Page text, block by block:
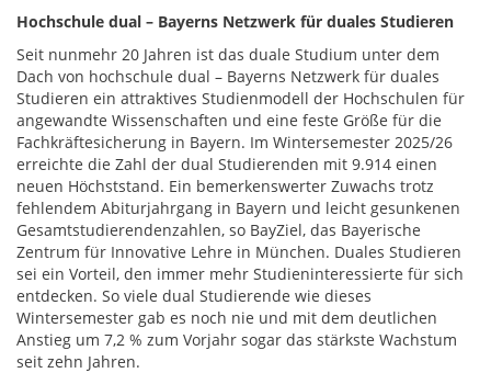
Hochschule dual – Bayerns Netzwerk für duales Studieren
Seit nunmehr 20 Jahren ist das duale Studium unter dem
Dach von hochschule dual – Bayerns Netzwerk für duales
Studieren ein attraktives Studienmodell der Hochschulen für
angewandte Wissenschaften und eine feste Größe für die
Fachkräftesicherung in Bayern. Im Wintersemester 2025/26
erreichte die Zahl der dual Studierenden mit 9.914 einen
neuen Höchststand. Ein bemerkenswerter Zuwachs trotz
fehlendem Abiturjahrgang in Bayern und leicht gesunkenen
Gesamtstudierendenzahlen, so BayZiel, das Bayerische
Zentrum für Innovative Lehre in München. Duales Studieren
sei ein Vorteil, den immer mehr Studieninteressierte für sich
entdecken. So viele dual Studierende wie dieses
Wintersemester gab es noch nie und mit dem deutlichen
Anstieg um 7,2 % zum Vorjahr sogar das stärkste Wachstum
seit zehn Jahren.